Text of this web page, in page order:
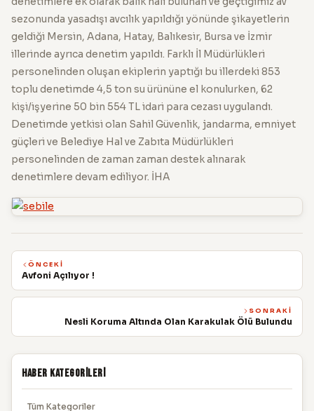
sezonunda yasadışı avcılık yapıldığı yönünde şikayetlerin
geldiği Mersin, Adana, Hatay, Balıkesir, Bursa ve İzmir
illerinde ayrıca denetim yapıldı. Farklı İl Müdürlükleri
personelinden oluşan ekiplerin yaptığı bu illerdeki 853
toplu denetimde 4,5 ton su ürününe el konulurken, 62
kişi/işyerine 50 bin 554 TL idari para cezası uygulandı.
Denetimde yetkisi olan Sahil Güvenlik, jandarma, emniyet
güçleri ve Belediye Hal ve Zabıta Müdürlükleri
personelinden de zaman zaman destek alınarak
denetimlere devam ediliyor. İHA
ÖNCEKI
Avfoni Açılıyor !
SONRAKI
Nesli Koruma Altında Olan Karakulak Ölü Bulundu
Haber Kategorileri
Tüm Kategoriler